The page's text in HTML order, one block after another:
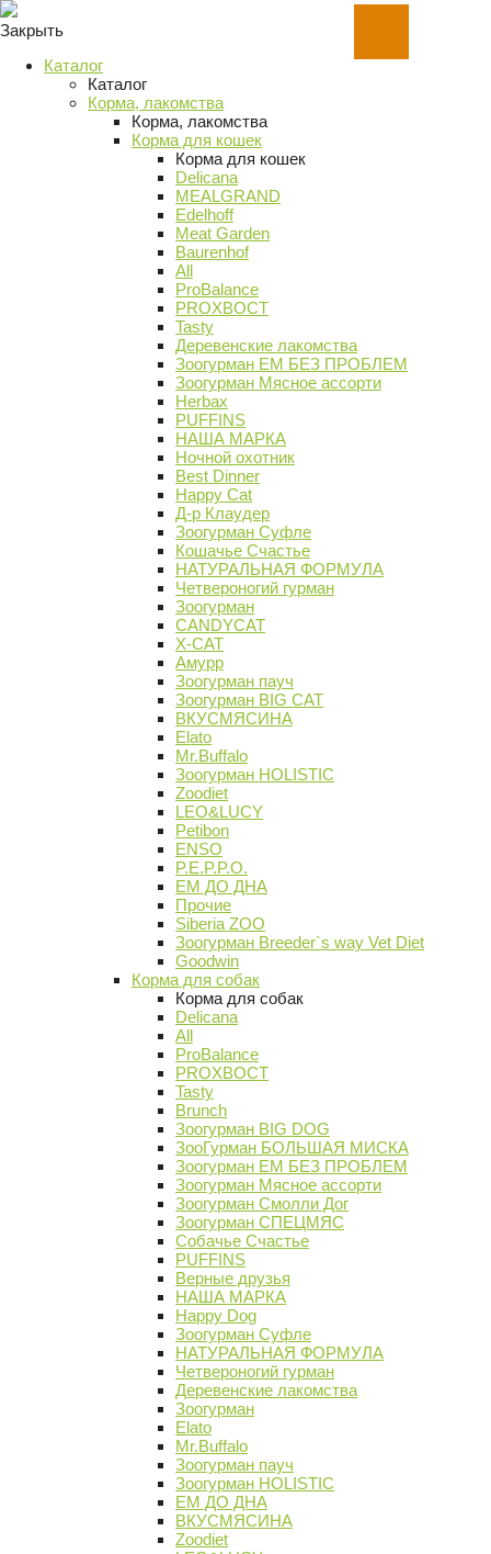
Закрыть
Каталог
Каталог
Корма, лакомства
Корма, лакомства
Корма для кошек
Корма для кошек
Delicana
MEALGRAND
Edelhoff
Meat Garden
Baurenhof
All
ProBalance
PROХВОСТ
Tasty
Деревенские лакомства
Зоогурман ЕМ БЕЗ ПРОБЛЕМ
Зоогурман Мясное ассорти
Herbax
PUFFINS
НАША МАРКА
Ночной охотник
Best Dinner
Happy Cat
Д-р Клаудер
Зоогурман Суфле
Кошачье Счастье
НАТУРАЛЬНАЯ ФОРМУЛА
Четвероногий гурман
Зоогурман
CANDYCAT
X-CAT
Амурр
Зоогурман пауч
Зоогурман BIG CAT
ВКУСМЯСИНА
Elato
Mr.Buffalo
Зоогурман HOLISTIC
Zoodiet
LEO&LUCY
Petibon
ENSO
P.E.P.P.O.
ЕМ ДО ДНА
Прочие
Siberia ZOO
Зоогурман Breeder`s way Vet Diet
Goodwin
Корма для собак
Корма для собак
Delicana
All
ProBalance
PROХВОСТ
Tasty
Brunch
Зоогурман BIG DOG
ЗооГурман БОЛЬШАЯ МИСКА
Зоогурман ЕМ БЕЗ ПРОБЛЕМ
Зоогурман Мясное ассорти
Зоогурман Смолли Дог
Зоогурман СПЕЦМЯС
Собачье Счастье
PUFFINS
Верные друзья
НАША МАРКА
Happy Dog
Зоогурман Суфле
НАТУРАЛЬНАЯ ФОРМУЛА
Четвероногий гурман
Деревенские лакомства
Зоогурман
Elato
Mr.Buffalo
Зоогурман пауч
Зоогурман HOLISTIC
ЕМ ДО ДНА
ВКУСМЯСИНА
Zoodiet